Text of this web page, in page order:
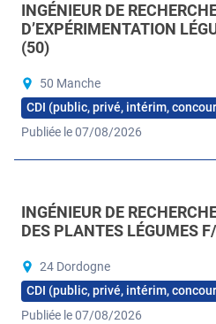
INGÉNIEUR DE
D’EXPÉRIMENTATION
(50)
50 Manche
CDI (public, privé, intérim,
Publiée le 07/08/2026
INGÉNIEUR DE
DES PLANTES LÉGUMES
24 Dordogne
CDI (public, privé, intérim,
Publiée le 07/08/2026